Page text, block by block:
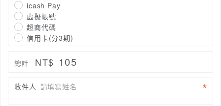
icash Pay
虛擬帳號
超商代碼
信用卡(分3期)
總計 NT$ 105
收件人 請填寫姓名